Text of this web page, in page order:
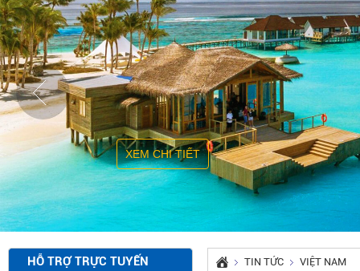
XEM CHI TIẾT
HỖ TRỢ TRỰC TUYẾN TIN TỨC VIỆT NAM